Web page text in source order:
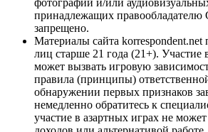
принадлежащих правообладателю
запрещено.
Материалы сайта korrespondent.net
лиц старше 21 года (21+). Участие
может вызвать игровую
правила (принципы)
обнаружении первых признаков
немедленно обратитесь к
участие в азартных играх не